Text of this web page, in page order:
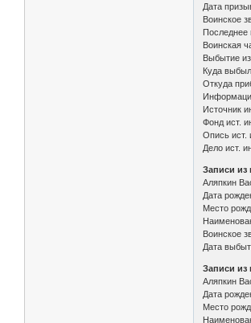
Дата
Воинское
Последнее
Воинская
Выбытие
Куда
Откуда
Источник
Фонд ист.
Опись ист.
Дело ист.
Записи из
Аляпкин
Дата
Место
Воинское
Дата
Записи из
Аляпкин
Дата
Место